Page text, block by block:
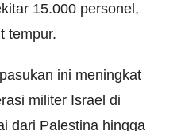
15.000 personel,
tempur.
ini meningkat
militer Israel di
dari Palestina hingga